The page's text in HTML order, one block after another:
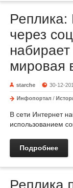
Реплика:
через
мировая
starche 30-12-
Инфопортал /
В сети Интернет
использованием
Подробнее
Реплика